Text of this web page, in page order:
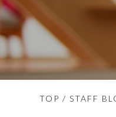
TOP /STAFF